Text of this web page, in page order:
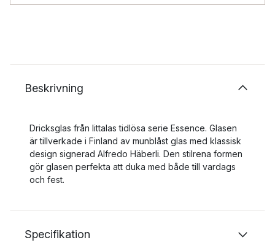
Beskrivning
Dricksglas från Iittalas tidlösa serie Essence. Glasen
är tillverkade i Finland av munblåst glas med klassisk
design signerad Alfredo Häberli. Den stilrena formen
gör glasen perfekta att duka med både till vardags
och fest.
Specifikation